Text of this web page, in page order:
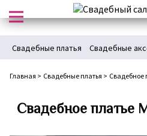
Свадебные платья Свадебные
Главная > Свадебные платья > Свадебное
Свадебное платье